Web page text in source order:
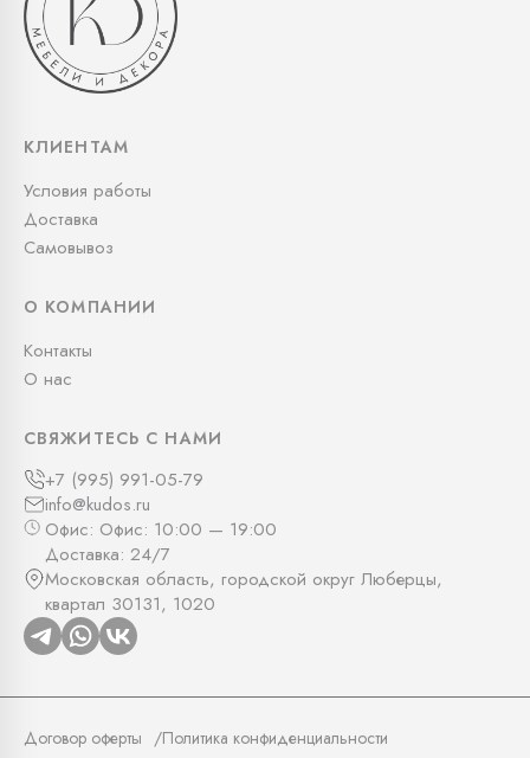
КЛИЕНТАМ
Условия работы
Доставка
Самовывоз
О КОМПАНИИ
Контакты
О нас
СВЯЖИТЕСЬ С НАМИ
+7 (995) 991-05-79
info@kudos.ru
Офис: Офис: 10:00 — 19:00
Доставка: 24/7
Московская область, городской округ Люберцы,
квартал 30131, 1020
Договор оферты Политика конфиденциальности